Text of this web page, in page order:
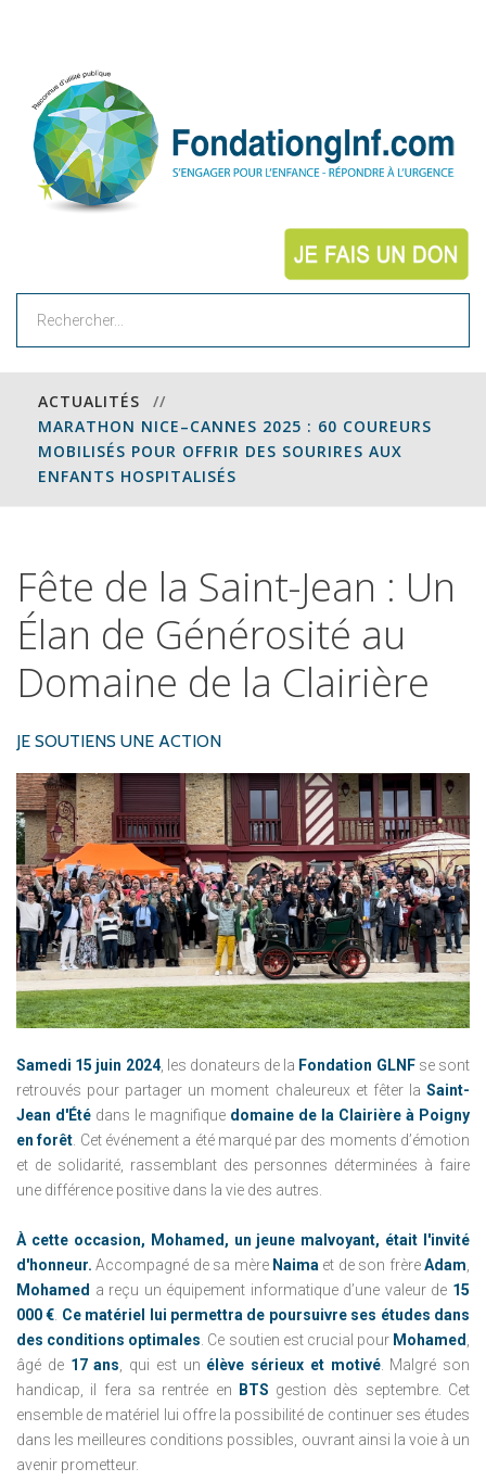
ACTUALITÉS
//
MARATHON NICE–CANNES 2025 : 60 COUREURS
MOBILISÉS POUR OFFRIR DES SOURIRES AUX
ENFANTS HOSPITALISÉS
Fête de la Saint-Jean : Un
Élan de Générosité au
Domaine de la Clairière
JE SOUTIENS UNE ACTION
Samedi 15 juin 2024, les donateurs de la Fondation GLNFse sont
retrouvés pour partager un moment chaleureux et fêter la Saint-
Jean d'Été dans le magnifique domaine de la Clairière à Poigny
en forêt. Cet événement a été marqué par des moments d’émotion
et de solidarité, rassemblant des personnes déterminées à faire
une différence positive dans la vie des autres.
À cette occasion, Mohamed, un jeune malvoyant, était l'invité
d'honneur. Accompagné de sa mère Naima et de son frèreAdam,
Mohamed a reçu un équipement informatique d’une valeur de 15
000 €. Ce matériel lui permettra de poursuivre ses études dans
des conditions optimales. Ce soutien est crucial pour Mohamed,
âgé de 17 ans, qui est un élève sérieux et motivé. Malgré son
handicap, il fera sa rentrée en
BTS gestion dès septembre. Cet
ensemble de matériel lui offre la possibilité de continuer ses études
dans les meilleures conditions possibles, ouvrant ainsi la voie à un
avenir prometteur.